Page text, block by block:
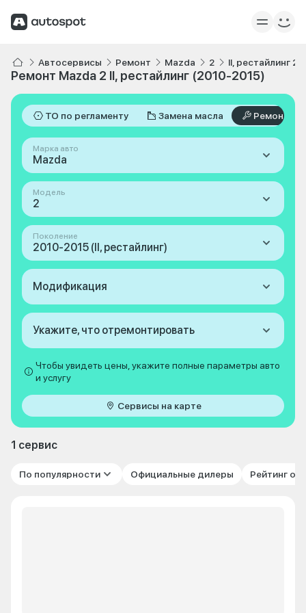
Автосервисы Ремонт Mazda 2 II, рестайлинг
Ремонт Mazda 2 II, рестайлинг (2010-2015)
ТО по регламенту Замена масла Ремонт
Марка авто
Mazda
Модель
2
Поколение
2010-2015 (II, рестайлинг)
Модификация
Укажите, что отремонтировать
Чтобы увидеть цены, укажите полные параметры авто
и услугу
Сервисы на карте
1 сервис
По популярности Официальные дилеры Рейтинг